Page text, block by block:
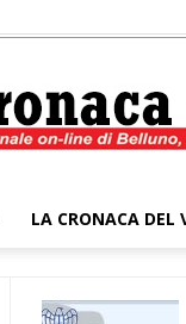
LA CRONACA DEL